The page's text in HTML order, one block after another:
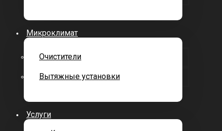
Микроклимат
Очистители
Вытяжные установки
Услуги